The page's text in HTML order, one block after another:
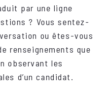
par une ligne
? Vous sentez-
ou êtes-vous
renseignements que
observant les
d’un candidat.